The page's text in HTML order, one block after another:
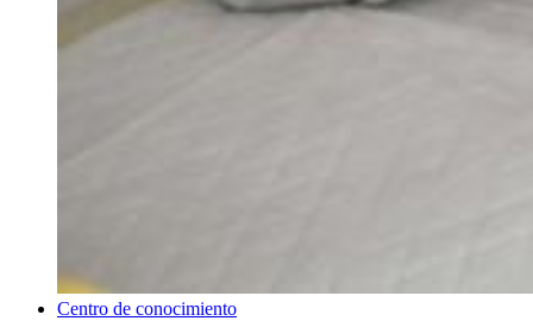
Centro de conocimiento